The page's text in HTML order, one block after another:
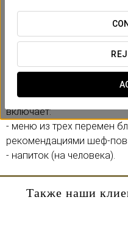
Ужин в нашем
Приглашаем вас
Duchesse, где в
вас ждут
бельгийской кухни.
включает:
- меню из трех перемен
рекомендациями шеф-
- напиток (на человека).
Также наши